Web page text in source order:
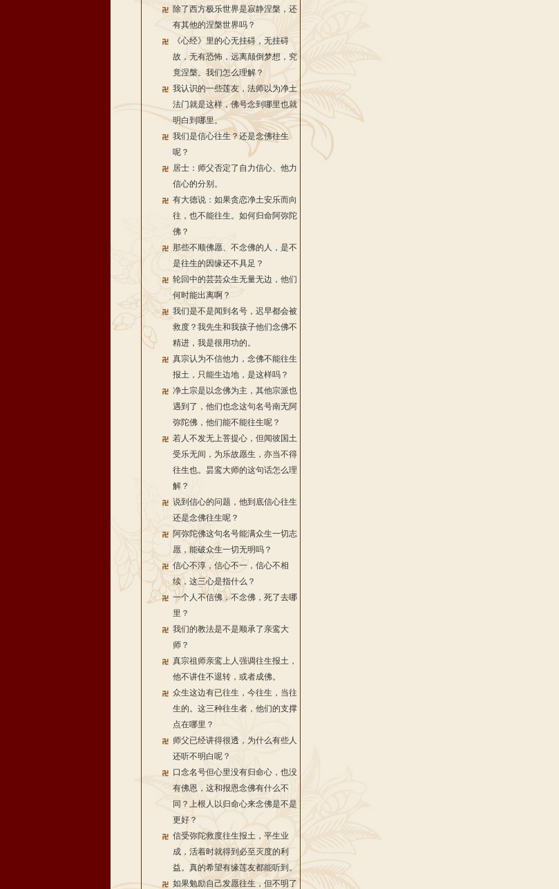
除了西方极乐世界是寂静涅槃，还
有其他的涅槃世界吗？
《心经》里的心无挂碍，无挂碍
故，无有恐怖，远离颠倒梦想，究
竟涅槃。我们怎么理解？
我认识的一些莲友，法师以为净土
法门就是这样，佛号念到哪里也就
明白到哪里。
我们是信心往生？还是念佛往生
呢？
居士：师父否定了自力信心、他力
信心的分别。
有大德说：如果贪恋净土安乐而向
往，也不能往生。如何归命阿弥陀
佛？
那些不顺佛愿、不念佛的人，是不
是往生的因缘还不具足？
轮回中的芸芸众生无量无边，他们
何时能出离啊？
我们是不是闻到名号，迟早都会被
救度？我先生和我孩子他们念佛不
精进，我是很用功的。
真宗认为不信他力，念佛不能往生
报土，只能生边地，是这样吗？
净土宗是以念佛为主，其他宗派也
遇到了，他们也念这句名号南无阿
弥陀佛，他们能不能往生呢？
若人不发无上菩提心，但闻彼国土
受乐无间，为乐故愿生，亦当不得
往生也。昙鸾大师的这句话怎么理
解？
说到信心的问题，他到底信心往生
还是念佛往生呢？
阿弥陀佛这句名号能满众生一切志
愿，能破众生一切无明吗？
信心不淳，信心不一，信心不相
续，这三心是指什么？
一个人不信佛，不念佛，死了去哪
里？
我们的教法是不是顺承了亲鸾大
师？
真宗祖师亲鸾上人强调往生报土，
他不讲住不退转，或者成佛。
众生这边有已往生，今往生，当往
生的。这三种往生者，他们的支撑
点在哪里？
师父已经讲得很透，为什么有些人
还听不明白呢？
口念名号但心里没有归命心，也没
有佛恩，这和报恩念佛有什么不
同？上根人以归命心来念佛是不是
更好？
信受弥陀救度往生报土，平生业
成，活着时就得到必至灭度的利
益。真的希望有缘莲友都能听到。
如果勉励自己发愿往生，但不明了